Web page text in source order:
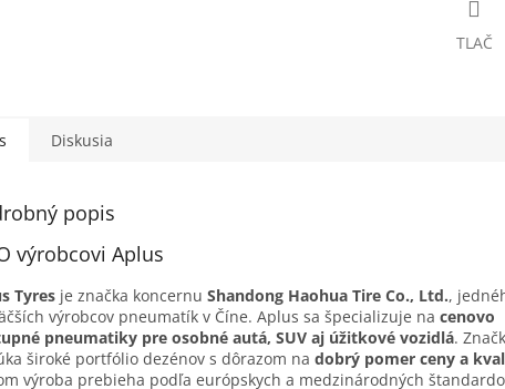
TLAČ
Diskusia
popis
výrobcovi Aplus
Tyres je značka koncernu Shandong Haohua Tire Co., Ltd.,
výrobcov pneumatík v Číne. Aplus sa špecializuje na cenovo
pneumatiky pre osobné autá, SUV aj úžitkové vozidlá.
široké portfólio dezénov s dôrazom na dobrý pomer ceny a
výroba prebieha podľa európskych a medzinárodných